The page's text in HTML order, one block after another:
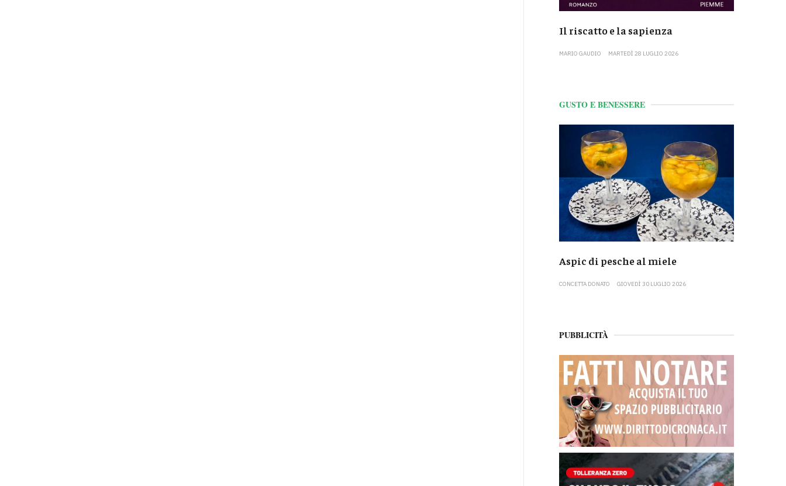
Il riscatto e la sapienza
MARIO GAUDIO MARTEDÌ 28 LUGLIO 2026
GUSTO E BENESSERE
Aspic di pesche al miele
CONCETTA DONATO GIOVEDÌ 30 LUGLIO 2026
PUBBLICITÀ